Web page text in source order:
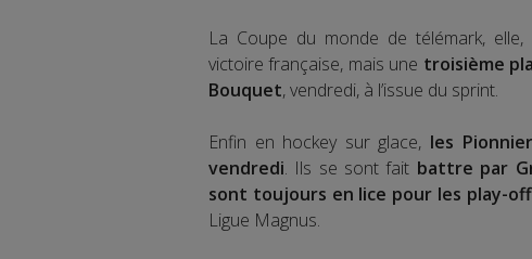
La Coupe du monde de télémark,
victoire française, mais une troisième
Bouquet, vendredi, à l’issue du sprint.
Enfin en hockey sur glace, les
vendredi. Ils se sont fait battre par
sont toujours en lice pour les play-
Ligue Magnus.